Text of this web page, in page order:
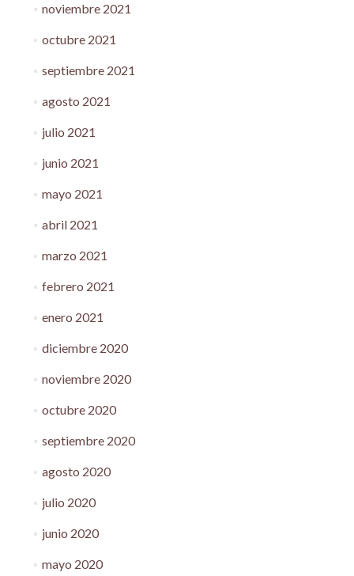
noviembre 2021
octubre 2021
septiembre 2021
agosto 2021
julio 2021
junio 2021
mayo 2021
abril 2021
marzo 2021
febrero 2021
enero 2021
diciembre 2020
noviembre 2020
octubre 2020
septiembre 2020
agosto 2020
julio 2020
junio 2020
mayo 2020